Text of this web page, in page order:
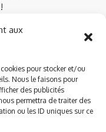
aux
pour stocker et/ou
Nous le faisons pour
des publicités
permettra de traiter des
ou les ID uniques sur ce